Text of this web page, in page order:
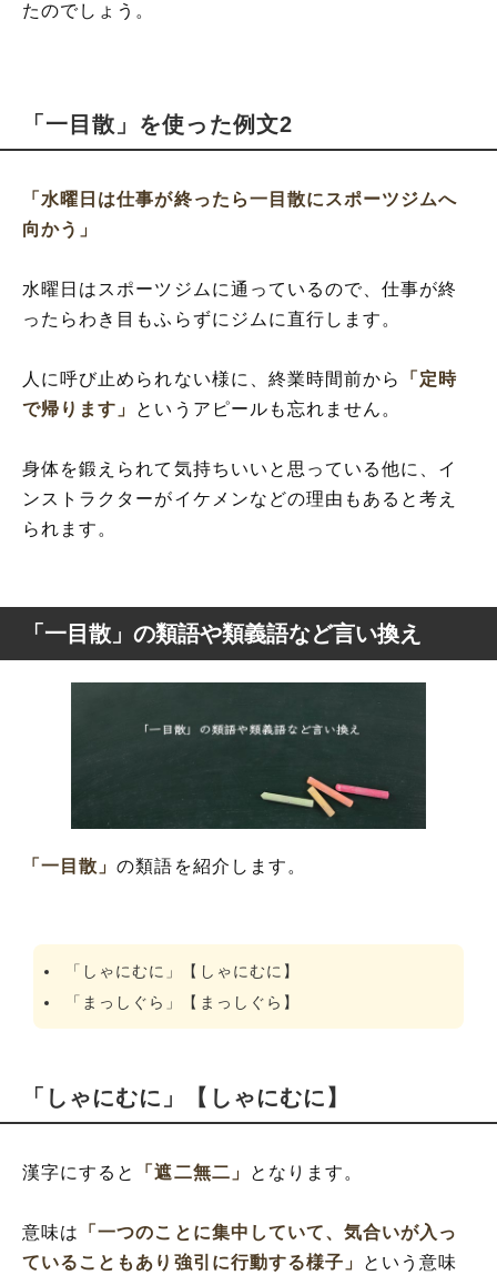
たのでしょう。
「一目散」を使った例文2
「水曜日は仕事が終ったら一目散にスポーツジムへ
向かう」
水曜日はスポーツジムに通っているので、仕事が終
ったらわき目もふらずにジムに直行します。
人に呼び止められない様に、終業時間前から
「定時
で帰ります」 というアピールも忘れません。
身体を鍛えられて気持ちいいと思っている他に、イ
ンストラクターがイケメンなどの理由もあると考え
られます。
「一目散」の類語や類義語など言い換え
「一目散」の類語を紹介します。
「しゃにむに」【しゃにむに】
「まっしぐら」【まっしぐら】
「しゃにむに」【しゃにむに】
漢字にすると 「遮二無二」 となります。
意味は
「一つのことに集中していて、気合いが入っ
ていることもあり強引に行動する様子」
という意味